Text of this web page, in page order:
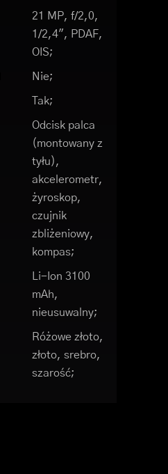
21 MP, f/2,0,
1/2,4", PDAF,
OIS;
Nie;
Tak;
Odcisk palca
(montowany z
tyłu),
akcelerometr,
żyroskop,
czujnik
zbliżeniowy,
kompas;
Li-Ion 3100
mAh,
nieusuwalny;
Różowe złoto,
złoto, srebro,
szarość;